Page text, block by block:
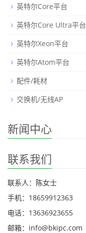
英特尔Core平台
英特尔Core Ultra平台
英特尔Xeon平台
英特尔Atom平台
配件/耗材
交换机/无线AP
新闻中心
联系我们
联系人：陈女士
手机：18659912363
电话：13636923655
邮箱：info@bkipc.com